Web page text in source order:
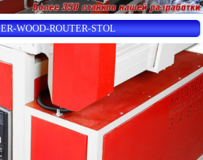
WOOD-ROUTER-STOL